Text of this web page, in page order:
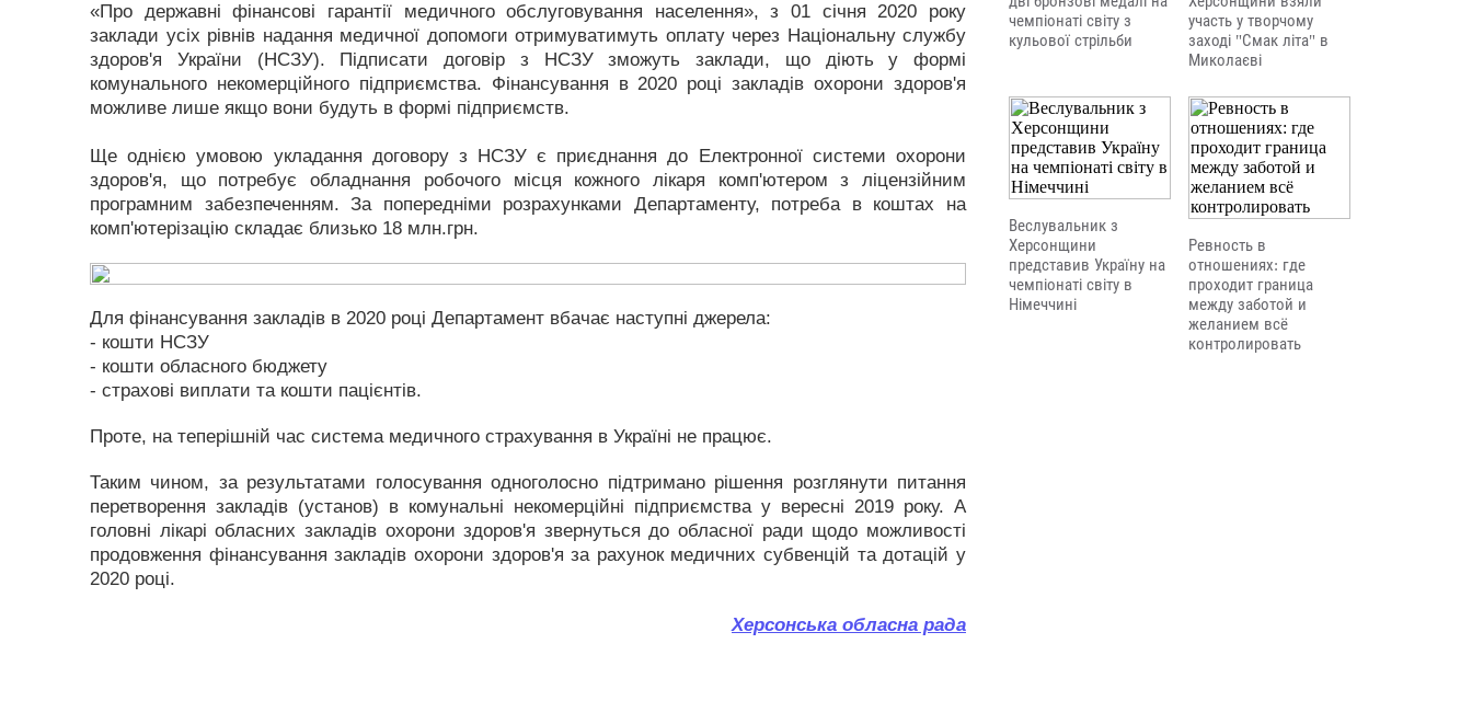
«Про державні фінансові гарантії медичного обслуговування населення», з 01 січня 2020 року
заклади усіх рівнів надання медичної допомоги отримуватимуть оплату через Національну службу
здоров'я України (НСЗУ). Підписати договір з НСЗУ зможуть заклади, що діють у формі
комунального некомерційного підприємства. Фінансування в 2020 році закладів охорони здоров'я
можливе лише якщо вони будуть в формі підприємств.
Ще однією умовою укладання договору з НСЗУ є приєднання до Електронної системи охорони
здоров'я, що потребує обладнання робочого місця кожного лікаря комп'ютером з ліцензійним
програмним забезпеченням. За попередніми розрахунками Департаменту, потреба в коштах на
комп'ютерізацію складає близько 18 млн.грн.
Для фінансування закладів в 2020 році Департамент вбачає наступні джерела:
- кошти НСЗУ
- кошти обласного бюджету
- страхові виплати та кошти пацієнтів.
Проте, на теперішній час система медичного страхування в Україні не працює.
Таким чином, за результатами голосування одноголосно підтримано рішення розглянути питання
перетворення закладів (установ) в комунальні некомерційні підприємства у вересні 2019 року. А
головні лікарі обласних закладів охорони здоров'я звернуться до обласної ради щодо можливості
продовження фінансування закладів охорони здоров'я за рахунок медичних субвенцій та дотацій у
2020 році.
Херсонська обласна рада
чемпіонаті світу з
кульової стрільби
участь у творчому
заході "Смак літа" в
Миколаєві
Веслувальник з
Херсонщини
представив Україну на
чемпіонаті світу в
Німеччині
Ревность в
отношениях: где
проходит граница
между заботой и
желанием всё
контролировать